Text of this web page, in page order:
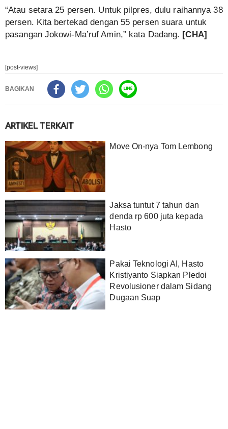
“Atau setara 25 persen. Untuk pilpres, dulu raihannya 38
persen. Kita bertekad dengan 55 persen suara untuk
pasangan Jokowi-Ma’ruf Amin,” kata Dadang. [CHA]
[post-views]
BAGIKAN
ARTIKEL TERKAIT
Move On-nya Tom Lembong
‎Jaksa tuntut 7 tahun dan
denda rp 600 juta kepada
Hasto
Pakai Teknologi AI, Hasto
Kristiyanto Siapkan Pledoi
Revolusioner dalam Sidang
Dugaan Suap